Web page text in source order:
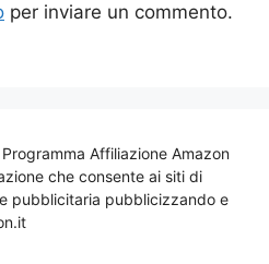
per inviare un commento.
Affiliazione Amazon
che consente ai siti di
pubblicitaria pubblicizzando e